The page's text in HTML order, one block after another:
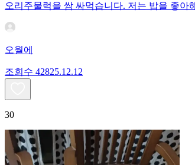
오리주물럭을 쌈 싸먹습니다. 저는 밥을 좋
오월에
조회수 42825.12.12
30